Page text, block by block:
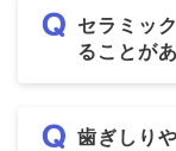
セラミッ
ることが
歯ぎしり